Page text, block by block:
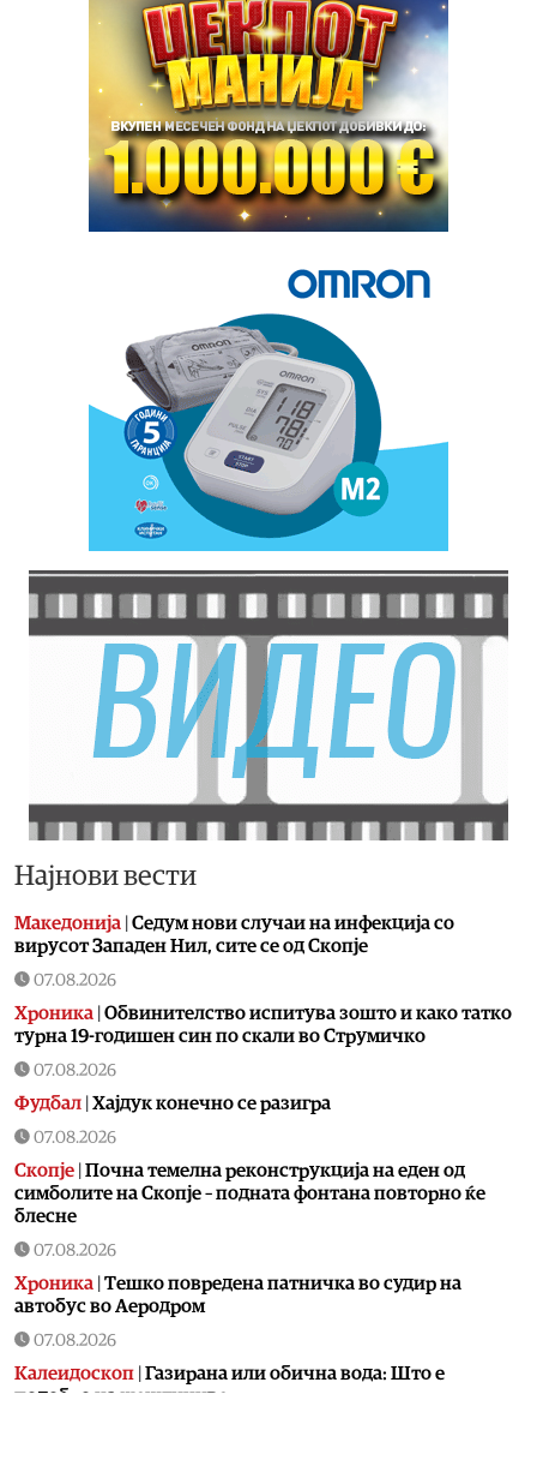
Најнови вести
Македонија Седум нови случаи на инфекција со
вирусот Западен Нил, сите се од Скопје
07.08.2026
Хроника Обвинителство испитува зошто и како татко
турна 19-годишен син по скали во Струмичко
07.08.2026
Фудбал Хајдук конечно се разигра
07.08.2026
Скопје Почна темелна реконструкција на еден од
симболите на Скопје – подната фонтана повторно ќе
блесне
07.08.2026
Хроника Тешко повредена патничка во судир на
автобус во Аеродром
07.08.2026
Калеидоскоп Газирана или обична вода: Што е
подобро на жештиниве